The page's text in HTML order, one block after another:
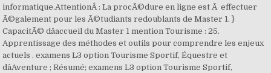
informatique.AttentionÂ : La procÃ©dure en ligne est Ã effectuer
Ã©galement pour les Ã©tudiants redoublants de Master 1. }
CapacitÃ© dâaccueil du Master 1 mention Tourisme : 25.
Apprentissage des méthodes et outils pour comprendre les enjeux
actuels . examens L3 option Tourisme Sportif, Équestre et
dâAventure ; Résumé; examens L3 option Tourisme Sportif,